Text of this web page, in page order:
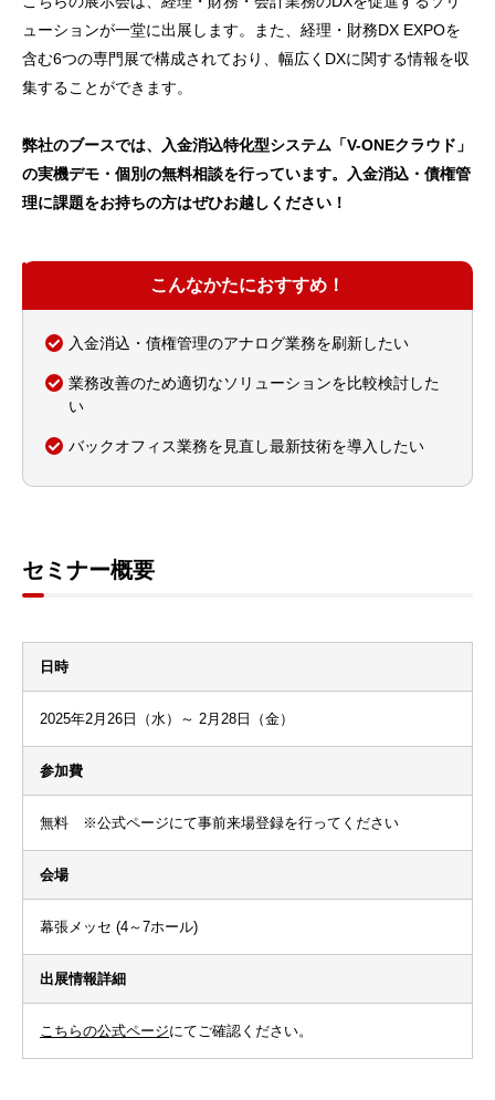
ューションが一堂に出展します。また、経理・財務DX EXPOを
含む6つの専門展で構成されており、幅広くDXに関する情報を収
集することができます。
弊社のブースでは、入金消込特化型システム「V-ONEクラウド」
の実機デモ・個別の無料相談を行っています。入金消込・債権管
理に課題をお持ちの方はぜひお越しください！
こんなかたにおすすめ！
入金消込・債権管理のアナログ業務を刷新したい
業務改善のため適切なソリューションを比較検討した
い
バックオフィス業務を見直し最新技術を導入したい
セミナー概要
日時
2025年2月26日（水）～ 2月28日（金）
参加費
無料 ※公式ページにて事前来場登録を行ってください
会場
幕張メッセ (4～7ホール)
出展情報詳細
こちらの公式ページにてご確認ください。